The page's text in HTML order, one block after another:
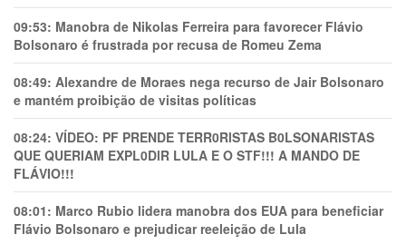
09:53: Manobra de Nikolas Ferreira para favorecer Flávio
Bolsonaro é frustrada por recusa de Romeu Zema
08:49: Alexandre de Moraes nega recurso de Jair Bolsonaro
e mantém proibição de visitas políticas
08:24: VÍDEO: PF PRENDE TERR0RlSTAS B0LSONARlSTAS
QUE QUERIAM EXPL0DlR LULA E O STF!!! A MANDO DE
FLÁVIO!!!
08:01: Marco Rubio lidera manobra dos EUA para beneficiar
Flávio Bolsonaro e prejudicar reeleição de Lula